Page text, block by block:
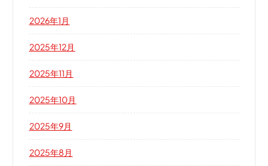
2026年1月
2025年12月
2025年11月
2025年10月
2025年9月
2025年8月